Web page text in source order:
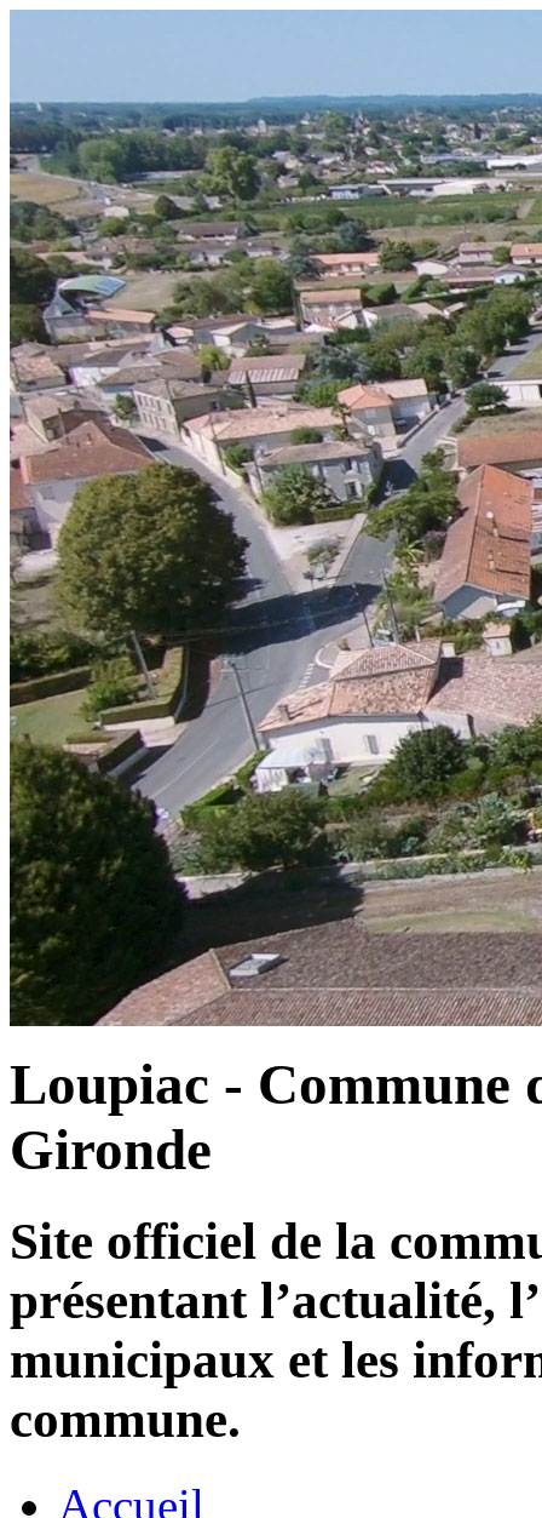
Loupiac - Commune
Gironde
Site officiel de la
présentant l’actualité,
municipaux et les
commune.
Accueil